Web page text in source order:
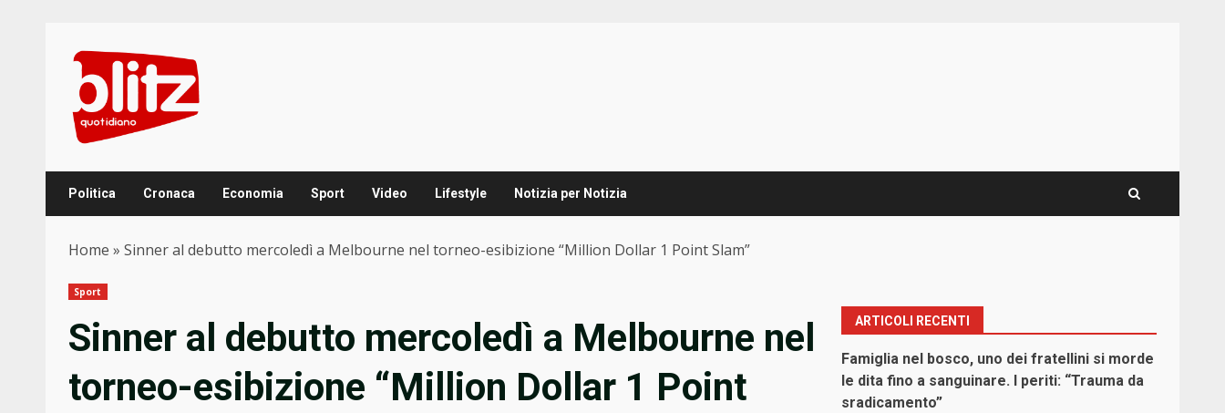
content
Politica Cronaca Economia Sport Video Lifestyle Notizia per Notizia
Home » Sinner al debutto mercoledì a Melbourne nel torneo-esibizione “Million Dollar 1 Point Slam”
Sport
Sinner al debutto mercoledì a Melbourne nel
torneo-esibizione “Million Dollar 1 Point
ARTICOLI RECENTI
Famiglia nel bosco, uno dei fratellini si morde
le dita fino a sanguinare. I periti: “Trauma da
sradicamento”